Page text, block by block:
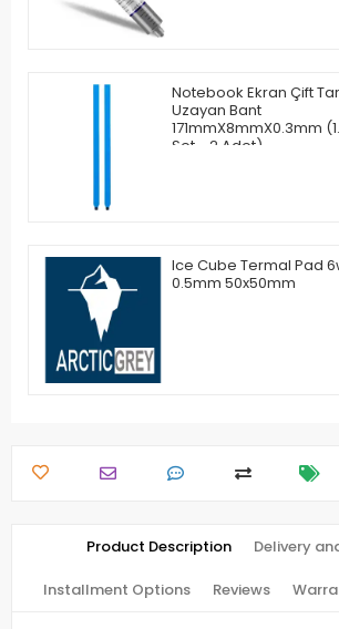
Notebook Ekran Çift
Uzayan Bant
171mmX8mmX0.3mm (1
Set - 2 Adet)
Ice Cube Termal Pad
0.5mm 50x50mm
Product Description Delivery
Installment Options Reviews